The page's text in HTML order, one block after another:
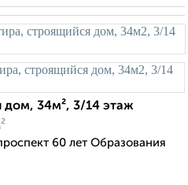
дом, 34м², 3/14 этаж
60 лет Образования